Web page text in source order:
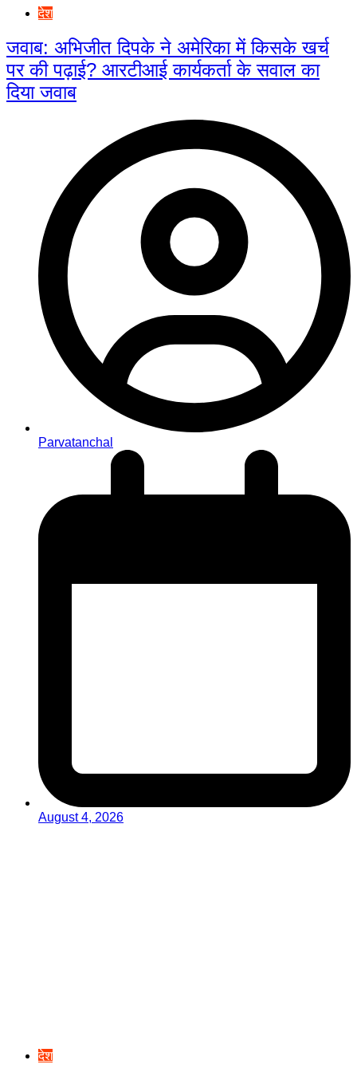
देश
जवाब: अभिजीत दिपके ने अमेरिका में किसके खर्च
पर की पढ़ाई? आरटीआई कार्यकर्ता के सवाल का
दिया जवाब
Parvatanchal
August 4, 2026
देश